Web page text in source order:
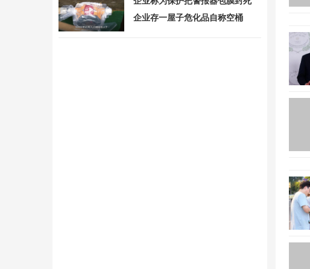
企业存一屋子危化品自称空桶